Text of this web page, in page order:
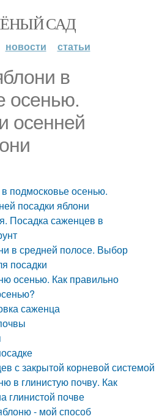
САД
новости статьи
в
осенью.
осенней
подмосковье осенью.
посадки яблони
Посадка саженцев в
в средней полосе. Выбор
посадки
осенью. Как правильно
саженца
с закрытой корневой системой
в глинистую почву. Как
глинистой почве
- мой способ